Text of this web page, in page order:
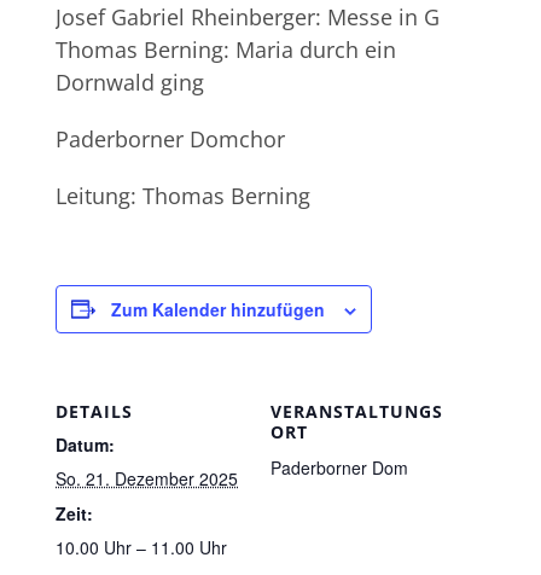
Josef Gabriel Rheinberger: Messe in G
Thomas Berning: Maria durch ein
Dornwald ging
Paderborner Domchor
Leitung: Thomas Berning
Zum Kalender hinzufügen
DETAILS
Datum:
So. 21. Dezember 2025
Zeit:
10.00 Uhr – 11.00 Uhr
VERANSTALTUNGS
ORT
Paderborner Dom